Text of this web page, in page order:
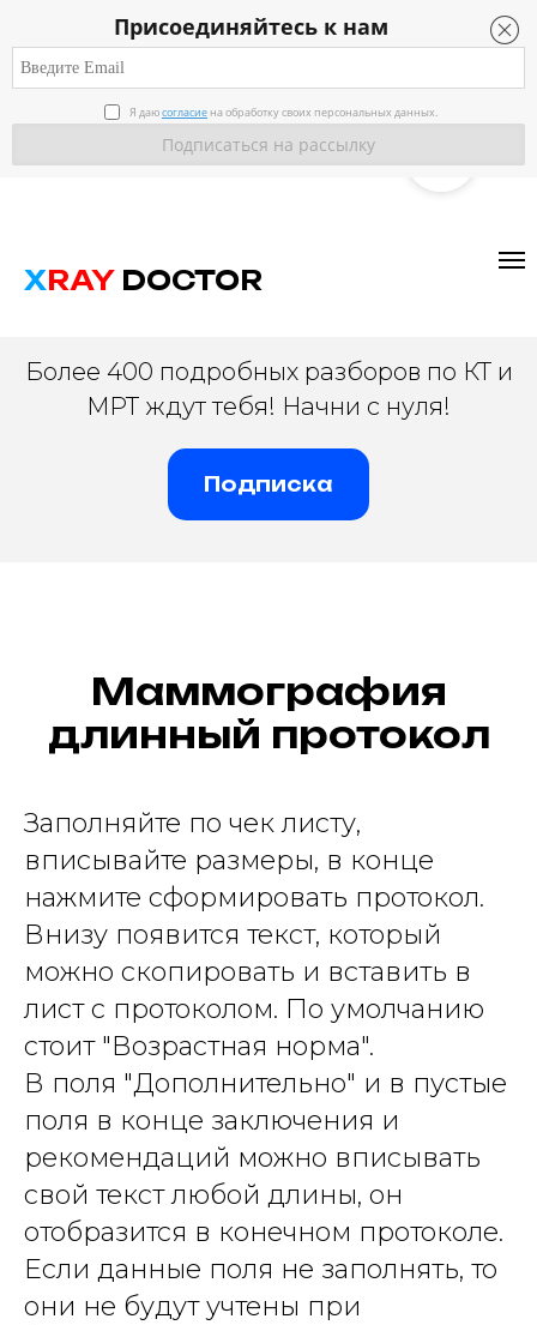
Присоединяйтесь к нам
Я даюсогласие на обработку своих персональных данных.
XRAY DOCTOR
Более 400 подробных разборов по КТ и
МРТ ждут тебя! Начни с нуля!
Подписка
Маммография
длинный протокол
Заполняйте по чек листу,
вписывайте размеры, в конце
нажмите сформировать протокол.
Внизу появится текст, который
можно скопировать и вставить в
лист с протоколом. По умолчанию
стоит "Возрастная норма".
В поля "Дополнительно" и в пустые
поля в конце заключения и
рекомендаций можно вписывать
свой текст любой длины, он
отобразится в конечном протоколе.
Если данные поля не заполнять, то
они не будут учтены при